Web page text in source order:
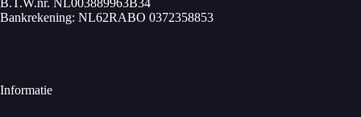
B.T.W.nr. NL003889963B34
Bankrekening: NL62RABO 0372358853
Informatie